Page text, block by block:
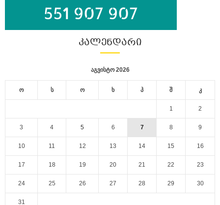
ᲙᲐᲚᲔᲜᲓᲐᲠᲘ
აგვისტო 2026
ო ს ო ხ პ შ კ
1 2
3 4 5 6 7 8 9
10 11 12 13 14 15 16
17 18 19 20 21 22 23
24 25 26 27 28 29 30
31